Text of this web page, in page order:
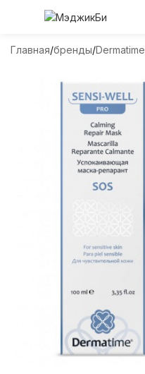
Главная бренды Dermatime